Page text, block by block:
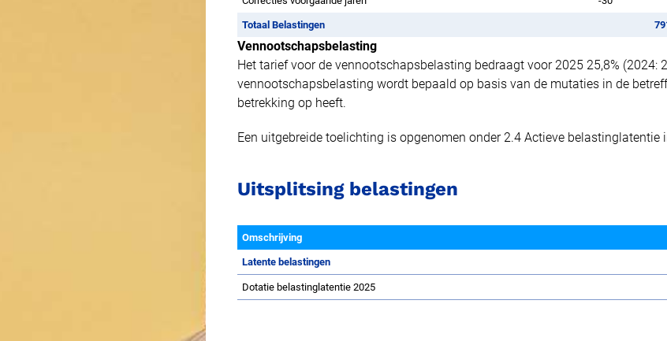
Totaal Belastingen
Vennootschapsbelasting
Het tarief voor de vennootschapsbelasting bedraagt voor 2025 25,8% (2024:
vennootschapsbelasting wordt bepaald op basis van de mutaties in de
betrekking op heeft.
Een uitgebreide toelichting is opgenomen onder 2.4 Actieve belastinglatentie
Uitsplitsing belastingen
Omschrijving
Latente belastingen
Dotatie belastinglatentie 2025
Jaarverslag 2023 Groningen Seaports N.V. | pdf 11.3MB